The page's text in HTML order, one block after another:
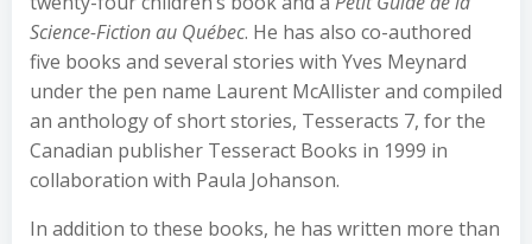
Science-Fiction au Québec. He has also co-authored
five books and several stories with Yves Meynard
under the pen name Laurent McAllister and compiled
an anthology of short stories, Tesseracts 7, for the
Canadian publisher Tesseract Books in 1999 in
collaboration with Paula Johanson.
In addition to these books, he has written more than